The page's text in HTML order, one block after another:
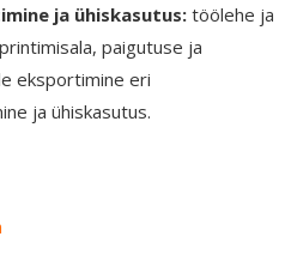
ja ühiskasutus: töölehe ja
paigutuse ja
eksportimine eri
ja ühiskasutus.